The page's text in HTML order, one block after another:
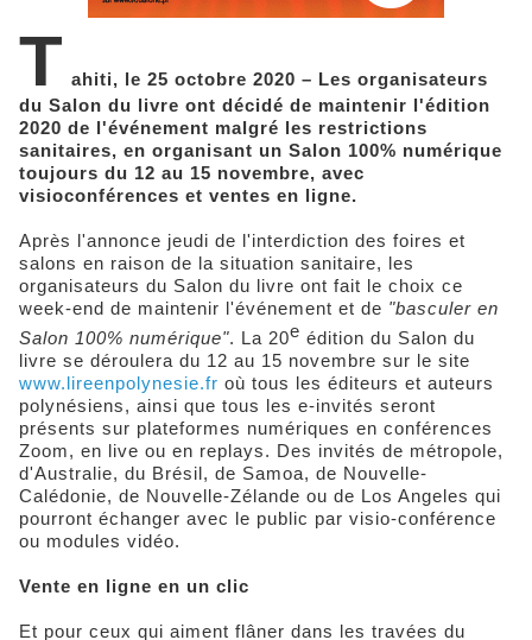
T ahiti, le 25 octobre 2020 – Les organisateurs
du Salon du livre ont décidé de maintenir l'édition
2020 de l'événement malgré les restrictions
sanitaires, en organisant un Salon 100% numérique
toujours du 12 au 15 novembre, avec
visioconférences et ventes en ligne.
Après l'annonce jeudi de l'interdiction des foires et
salons en raison de la situation sanitaire, les
organisateurs du Salon du livre ont fait le choix ce
week-end de maintenir l'événement et de "basculer en
Salon 100% numérique". La 20e édition du Salon du
livre se déroulera du 12 au 15 novembre sur le site
www.lireenpolynesie.fr où tous les éditeurs et auteurs
polynésiens, ainsi que tous les e-invités seront
présents sur plateformes numériques en conférences
Zoom, en live ou en replays. Des invités de métropole,
d'Australie, du Brésil, de Samoa, de Nouvelle-
Calédonie, de Nouvelle-Zélande ou de Los Angeles qui
pourront échanger avec le public par visio-conférence
ou modules vidéo.
Vente en ligne en un clic
Et pour ceux qui aiment flâner dans les travées du